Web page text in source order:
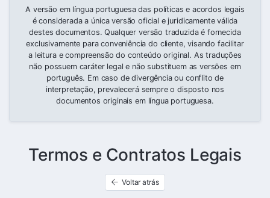
A versão em língua portuguesa das políticas e acordos legais
é considerada a única versão oficial e juridicamente válida
destes documentos. Qualquer versão traduzida é fornecida
exclusivamente para conveniência do cliente, visando facilitar
a leitura e compreensão do conteúdo original. As traduções
não possuem caráter legal e não substituem as versões em
português. Em caso de divergência ou conflito de
interpretação, prevalecerá sempre o disposto nos
documentos originais em língua portuguesa.
Termos e Contratos Legais
Voltar atrás